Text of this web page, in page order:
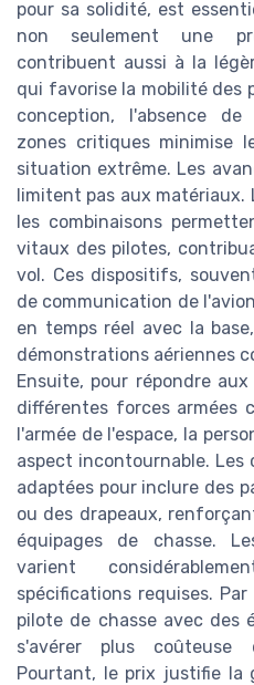
pour sa solidité, est
non seulement une
contribuent aussi à la
qui favorise la mobilité des
conception, l'absence
zones critiques minimise
situation extrême. Les
limitent pas aux matériaux.
les combinaisons
vitaux des pilotes,
vol. Ces dispositifs,
de communication de
en temps réel avec la
démonstrations aériennes
Ensuite, pour répondre
différentes forces armées
l'armée de l'espace, la
aspect incontournable.
adaptées pour inclure des
ou des drapeaux,
équipages de chasse.
varient
spécifications requises.
pilote de chasse avec des
s'avérer plus coûteuse
Pourtant, le prix justifie la